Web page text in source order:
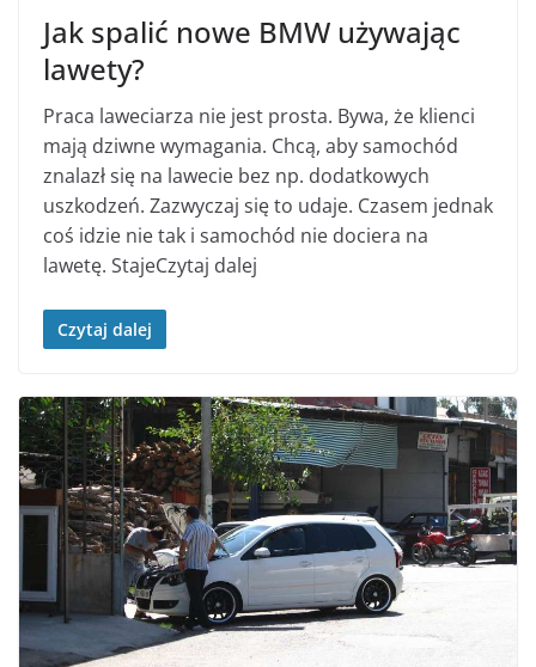
Jak spalić nowe BMW używając
lawety?
Praca laweciarza nie jest prosta. Bywa, że klienci
mają dziwne wymagania. Chcą, aby samochód
znalazł się na lawecie bez np. dodatkowych
uszkodzeń. Zazwyczaj się to udaje. Czasem jednak
coś idzie nie tak i samochód nie dociera na
lawetę. StajeCzytaj dalej
Czytaj dalej